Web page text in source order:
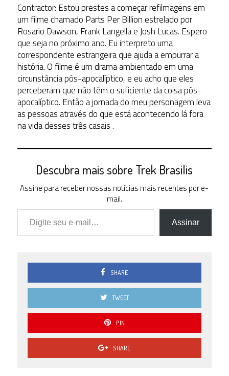
Contractor: Estou prestes a começar refilmagens em
um filme chamado Parts Per Billion estrelado por
Rosario Dawson, Frank Langella e Josh Lucas. Espero
que seja no próximo ano. Eu interpreto uma
correspondente estrangeira que ajuda a empurrar a
história. O filme é um drama ambientado em uma
circunstância pós-apocalíptico, e eu acho que eles
perceberam que não têm o suficiente da coisa pós-
apocalíptico. Então a jornada do meu personagem leva
as pessoas através do que está acontecendo lá fora
na vida desses três casais .
Descubra mais sobre Trek Brasilis
Assine para receber nossas notícias mais recentes por e-
mail.
Digite seu e-mail…
Assinar
SHARE
TWEET
PIN
SHARE